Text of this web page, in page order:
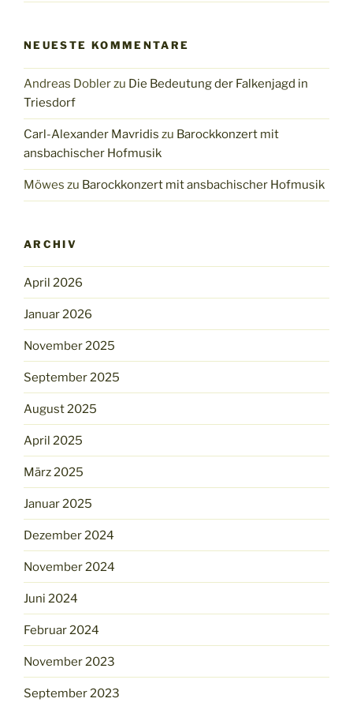
NEUESTE KOMMENTARE
Andreas Doblerzu Die Bedeutung der Falkenjagd in
Triesdorf
Carl-Alexander Mavridis zu Barockkonzert mit
ansbachischer Hofmusik
Möwes zu Barockkonzert mit ansbachischer Hofmusik
ARCHIV
April 2026
Januar 2026
November 2025
September 2025
August 2025
April 2025
März 2025
Januar 2025
Dezember 2024
November 2024
Juni 2024
Februar 2024
November 2023
September 2023